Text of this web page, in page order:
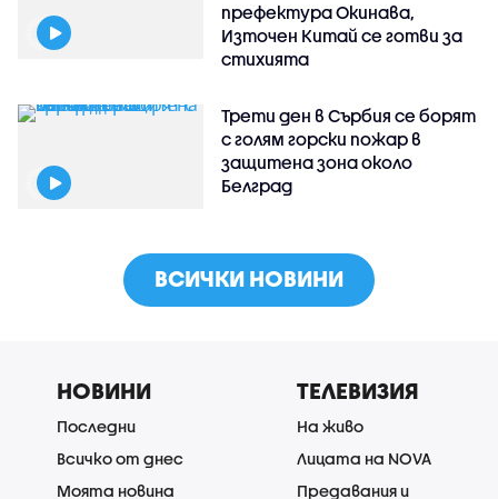
префектура Окинава,
Източен Китай се готви за
стихията
Трети ден в Сърбия се борят
с голям горски пожар в
защитена зона около
Белград
ВСИЧКИ НОВИНИ
НОВИНИ
Последни
Всичко от днес
Моята новина
ТЕЛЕВИЗИЯ
На живо
Лицата на NOVA
Предавания и